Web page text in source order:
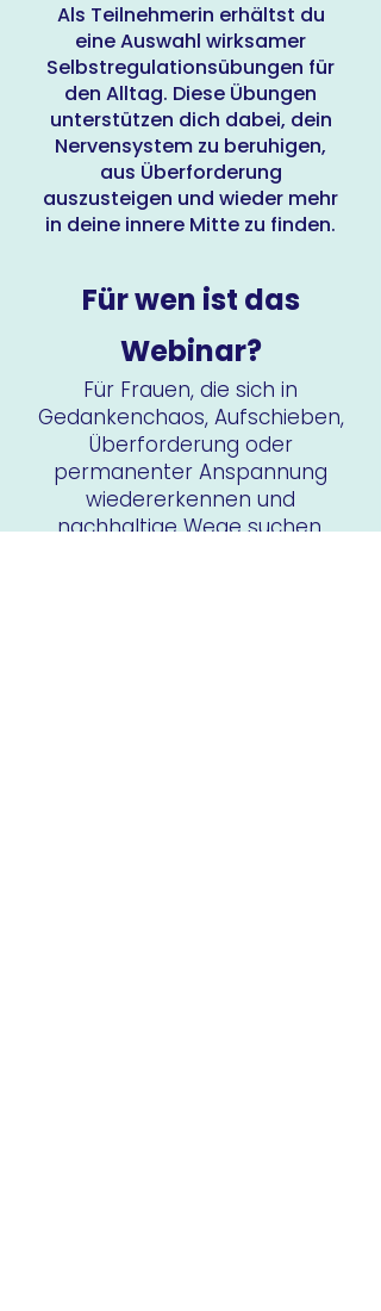
Als Teilnehmerin erhältst du
eine Auswahl wirksamer
Selbstregulationsübungen für
den Alltag. Diese Übungen
unterstützen dich dabei, dein
Nervensystem zu beruhigen,
aus Überforderung
auszusteigen und wieder mehr
in deine innere Mitte zu finden.
Für wen ist das
Webinar?
​Für Frauen, die sich in
Gedankenchaos, Aufschieben,
Überforderung oder
permanenter Anspannung
wiedererkennen und
nachhaltige Wege suchen,